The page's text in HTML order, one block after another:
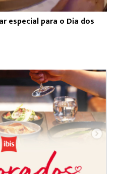
especial para o Dia dos